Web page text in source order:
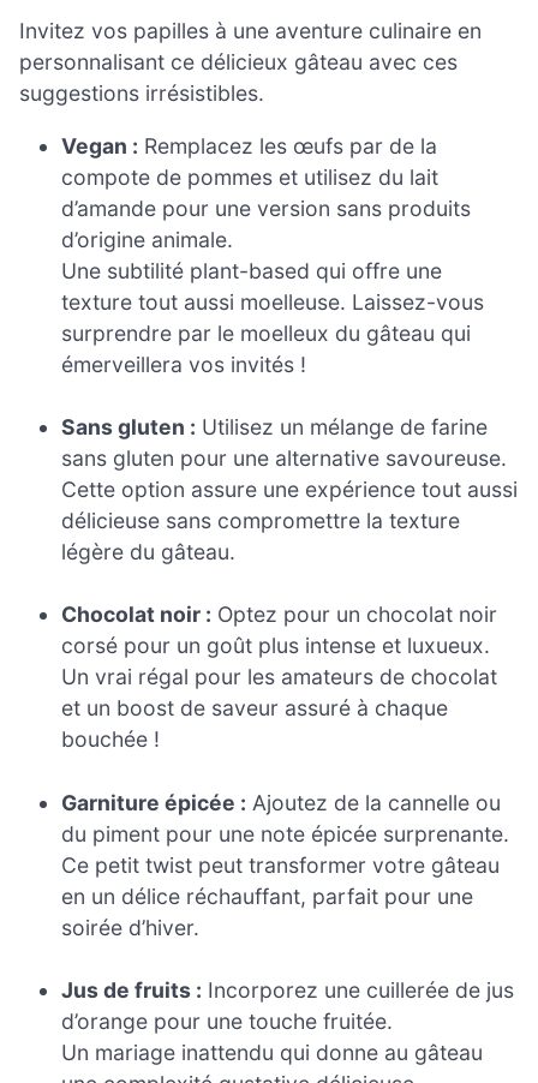
Invitez vos papilles à une aventure culinaire en
personnalisant ce délicieux gâteau avec ces
suggestions irrésistibles.
Vegan : Remplacez les œufs par de la
compote de pommes et utilisez du lait
d’amande pour une version sans produits
d’origine animale.
Une subtilité plant-based qui offre une
texture tout aussi moelleuse. Laissez-vous
surprendre par le moelleux du gâteau qui
émerveillera vos invités !
Sans gluten : Utilisez un mélange de farine
sans gluten pour une alternative savoureuse.
Cette option assure une expérience tout aussi
délicieuse sans compromettre la texture
légère du gâteau.
Chocolat noir : Optez pour un chocolat noir
corsé pour un goût plus intense et luxueux.
Un vrai régal pour les amateurs de chocolat
et un boost de saveur assuré à chaque
bouchée !
Garniture épicée : Ajoutez de la cannelle ou
du piment pour une note épicée surprenante.
Ce petit twist peut transformer votre gâteau
en un délice réchauffant, parfait pour une
soirée d’hiver.
Jus de fruits : Incorporez une cuillerée de jus
d’orange pour une touche fruitée.
Un mariage inattendu qui donne au gâteau